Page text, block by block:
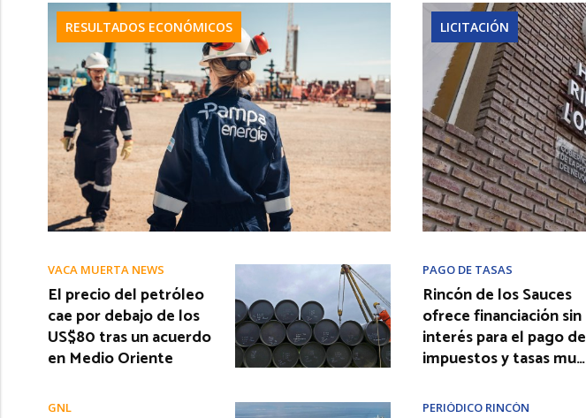
RESULTADOS ECONÓMICOS
VACA MUERTA NEWS
El precio del petróleo
cae por debajo de los
US$80 tras un acuerdo
en Medio Oriente
GNL
LICITACIÓN
PAGO DE TASAS
Rincón de los Sauces
ofrece financiación sin
interés para el pago de
impuestos y tasas mu…
PERIÓDICO RINCÓN